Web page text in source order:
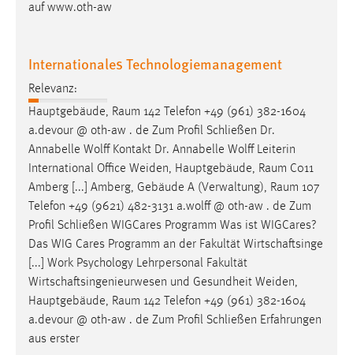
auf www.oth-aw
Internationales Technologiemanagement
Relevanz:
Hauptgebäude, Raum 142 Telefon +49 (961) 382-1604
a.devour @ oth-aw . de Zum Profil Schließen Dr.
Annabelle Wolff Kontakt Dr. Annabelle Wolff Leiterin
International Office Weiden, Hauptgebäude, Raum C011
Amberg [...] Amberg, Gebäude A (Verwaltung), Raum 107
Telefon +49 (9621) 482-3131 a.wolff @ oth-aw . de Zum
Profil Schließen WIGCares Programm Was ist WIGCares?
Das WIG Cares Programm an der Fakultät Wirtschaftsinge
[...] Work Psychology Lehrpersonal Fakultät
Wirtschaftsingenieurwesen und Gesundheit Weiden,
Hauptgebäude, Raum 142 Telefon +49 (961) 382-1604
a.devour @ oth-aw . de Zum Profil Schließen Erfahrungen
aus erster